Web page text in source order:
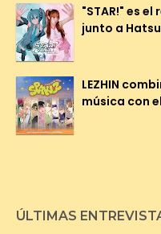
"STAR!" es el
junto a
LEZHIN
música con
ÚLTIMAS